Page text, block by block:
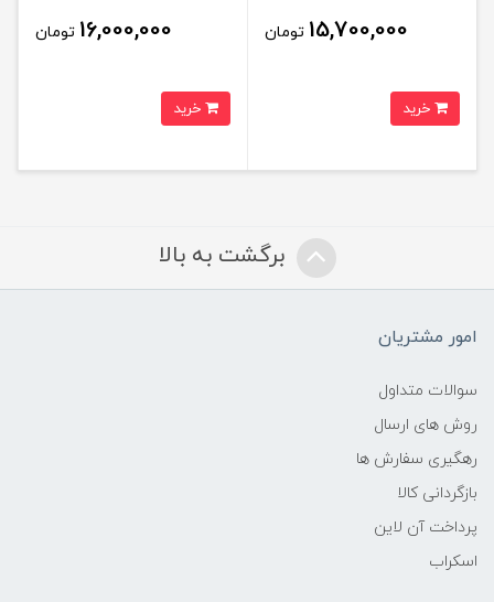
15,700,000 تومان 16,000,000 تومان
برگشت به بالا
امور مشتریان
سوالات متداول
روش های ارسال
رهگیری سفارش ها
بازگردانی کالا
پرداخت آن لاین
اسکراب